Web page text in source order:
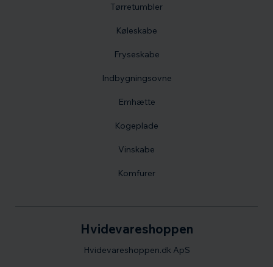
Hvidevareshoppen
Hvidevareshoppen.dk ApS
Tørretumbler
Køleskabe
Fryseskabe
Indbygningsovne
Emhætte
Kogeplade
Vinskabe
Komfurer